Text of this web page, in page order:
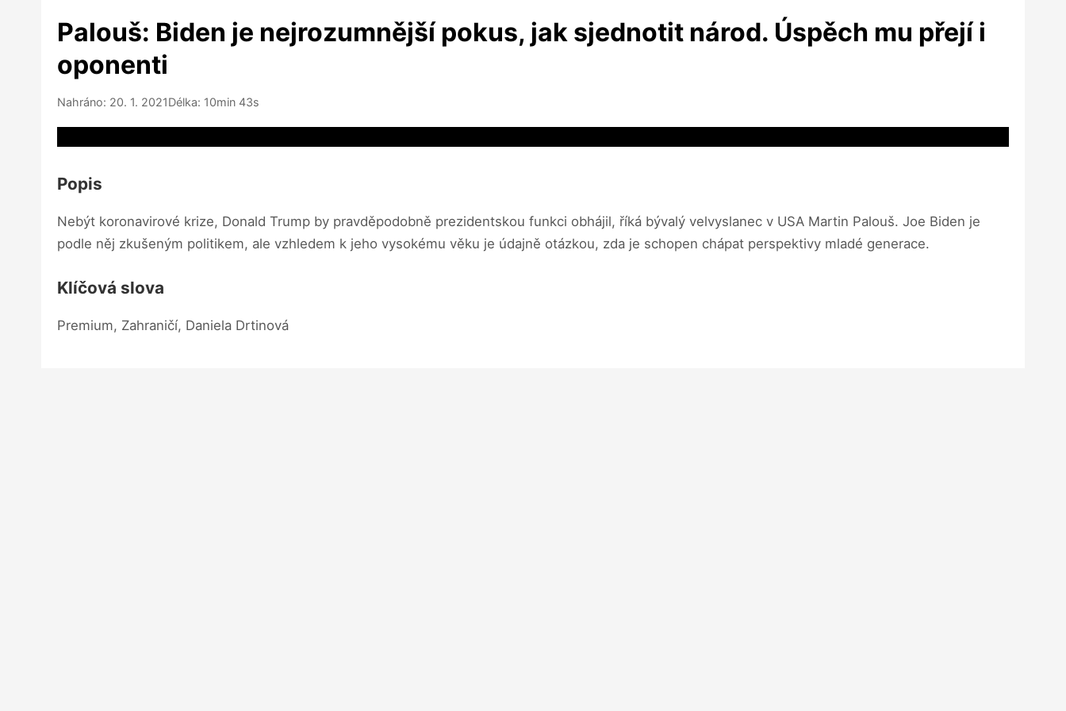
Palouš: Biden je nejrozumnější pokus, jak sjednotit národ. Úspěch mu přejí i
oponenti
Nahráno: 20. 1. 2021Délka: 10min 43s
Popis
Nebýt koronavirové krize, Donald Trump by pravděpodobně prezidentskou funkci obhájil, říká bývalý velvyslanec v USA Martin Palouš. Joe Biden je
podle něj zkušeným politikem, ale vzhledem k jeho vysokému věku je údajně otázkou, zda je schopen chápat perspektivy mladé generace.
Klíčová slova
Premium, Zahraničí, Daniela Drtinová